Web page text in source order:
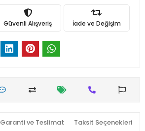
Güvenli Alışveriş İade ve Değişim
Garanti ve Teslimat Taksit Seçenekleri